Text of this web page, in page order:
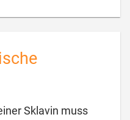
Sklavin muss